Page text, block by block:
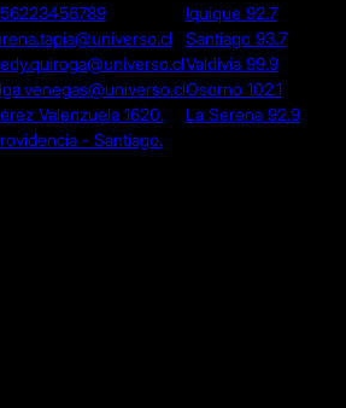
Valenzuela 1620.
- Santiago.
Iquique 92.7
Santiago 93.7
Valdivia 99.9
Osorno 102.1
La Serena 92.9